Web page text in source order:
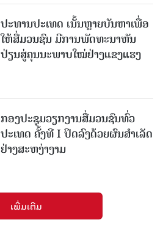
ປະທານປະເທດ ເນັ້ນຫຼາຍບັນຫາເພື່ອ
ໃຫ້ສື່ມວນຊົນ ມີການພັດທະນາຫັນ
ປ່ຽນສູ່ຄຸນນະພາບໃໝ່ຢ່າງແຂງແຮງ
ກອງປະຊຸມວຽກງານສື່ມວນຊົນທົ່ວ
ປະເທດ ຄັ້ງທີ I ປິດລົງດ້ວຍຜົນສໍາເລັດ
ຢ່າງສະຫງ່າງາມ
ເພີ່ມເຕີມ